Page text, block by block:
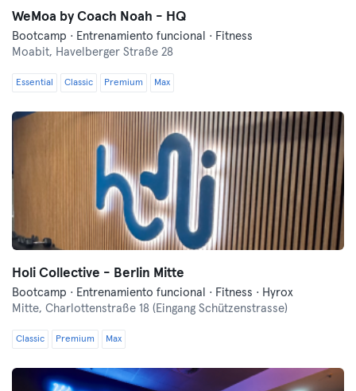
WeMoa by Coach Noah - HQ
Bootcamp · Entrenamiento funcional · Fitness
Moabit, Havelberger Straße 28
Essential Classic Premium Max
Holi Collective - Berlin Mitte
Bootcamp · Entrenamiento funcional · Fitness · Hyrox
Mitte, Charlottenstraße 18 (Eingang Schützenstrasse)
Classic Premium Max